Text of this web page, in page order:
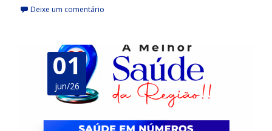
Deixe um comentário
01
jun/26